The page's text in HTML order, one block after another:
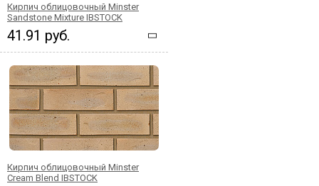
Кирпич облицовочный Minster
Sandstone Mixture IBSTOCK
41.91 руб.
Кирпич облицовочный Minster
Cream Blend IBSTOCK